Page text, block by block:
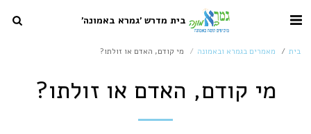
בית מדרש 'גמרא באמונה'
בית מאמרים בגמרא ובאמונה מי קודם, האדם או זולתו?
מי קודם, האדם או זולתו?